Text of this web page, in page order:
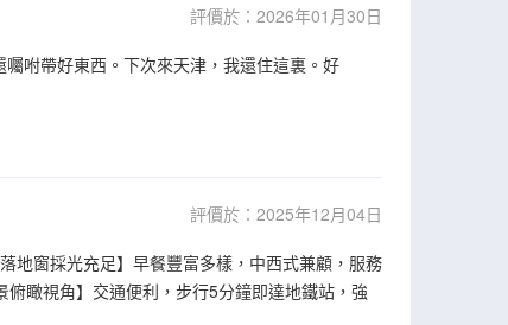
評價於：2026年01月30日
咐帶好東西。下次來天津，我還住這裏。好
評價於：2025年12月04日
地窗採光充足】早餐豐富多樣，中西式兼顧，服務
瞰視角】交通便利，步行5分鐘即達地鐵站，強